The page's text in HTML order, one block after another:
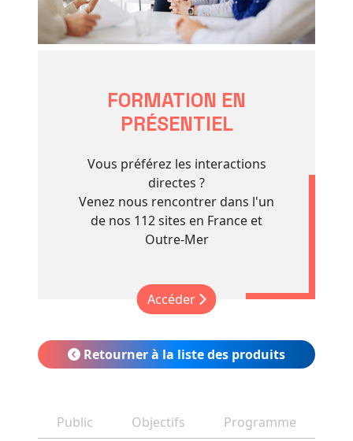
FORMATION EN
PRÉSENTIEL
Vous préférez les interactions
directes ?
Venez nous rencontrer dans l'un
de nos 112 sites en France et
Outre-Mer
Accéder
Retourner à la liste des produits
Public Objectifs
Programme